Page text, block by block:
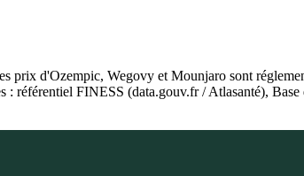
prix d'Ozempic, Wegovy et Mounjaro sont
référentiel FINESS (data.gouv.fr / Atlasanté),